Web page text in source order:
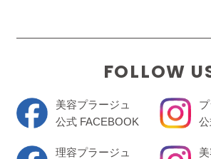
FOLLOW
美容プラージュ
公式 FACEBOOK
理容プラージュ